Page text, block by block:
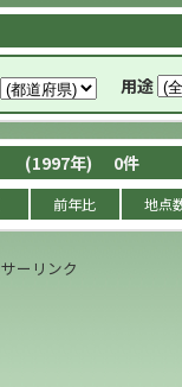
用途
(1997年) 0件
前年比 地点
ーリンク